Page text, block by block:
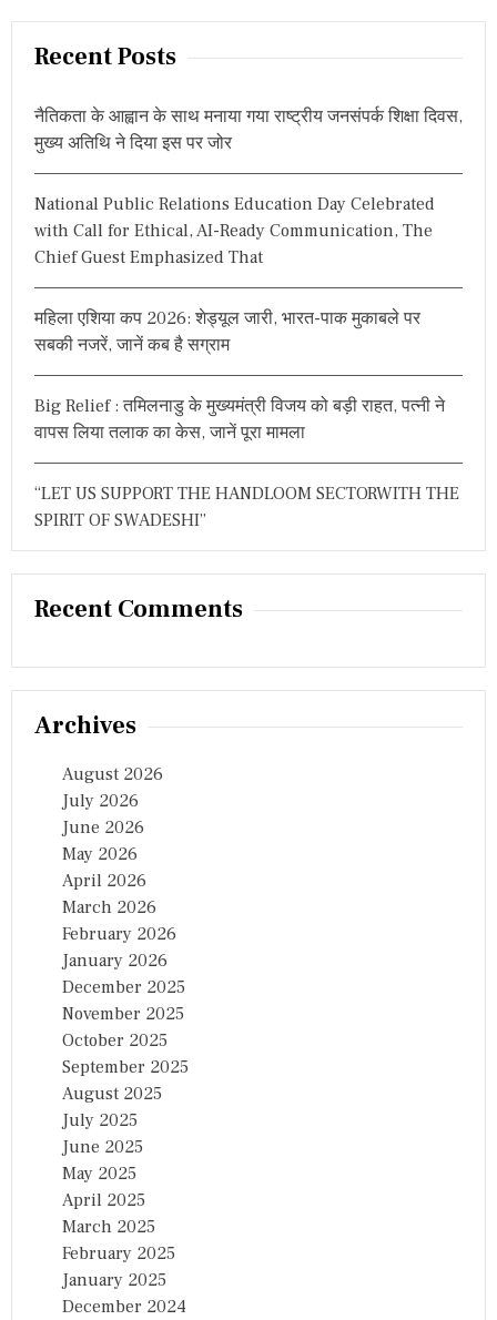
न
या
आ
ह्वा
न
a
Recent Posts
नैतिकता के आह्वान के साथ मनाया गया राष्ट्रीय जनसंपर्क शिक्षा दिवस,
मुख्य अतिथि ने दिया इस पर जोर
National Public Relations Education Day Celebrated
with Call for Ethical, AI-Ready Communication, The
Chief Guest Emphasized That
महिला एशिया कप 2026: शेड्यूल जारी, भारत-पाक मुकाबले पर
सबकी नजरें, जानें कब है सग्राम
Big Relief : तमिलनाडु के मुख्यमंत्री विजय को बड़ी राहत, पत्नी ने
वापस लिया तलाक का केस, जानें पूरा मामला
“LET US SUPPORT THE HANDLOOM SECTORWITH THE
SPIRIT OF SWADESHI”
Recent Comments
Archives
August 2026
July 2026
June 2026
May 2026
April 2026
March 2026
February 2026
January 2026
December 2025
November 2025
October 2025
September 2025
August 2025
July 2025
June 2025
May 2025
April 2025
March 2025
February 2025
January 2025
December 2024